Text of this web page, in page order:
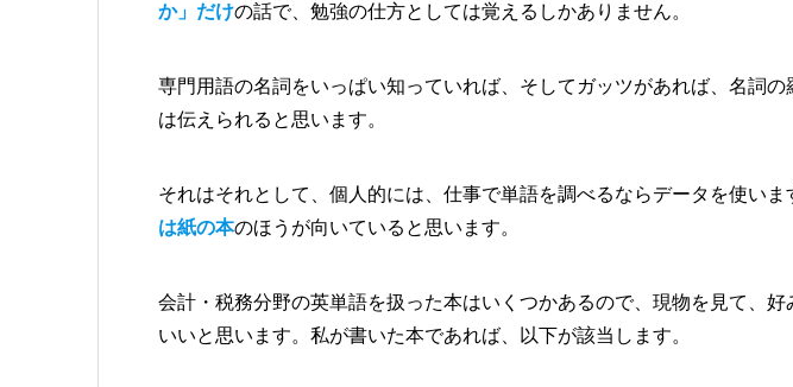
か」だけの話で、勉強の仕方としては覚えるしかありません。
専門用語の名詞をいっぱい知っていれば、そしてガッツがあれば、名詞の
は伝えられると思います。
それはそれとして、個人的には、仕事で単語を調べるならデータを使いま
は紙の本のほうが向いていると思います。
会計・税務分野の英単語を扱った本はいくつかあるので、現物を見て、好
いいと思います。私が書いた本であれば、以下が該当します。